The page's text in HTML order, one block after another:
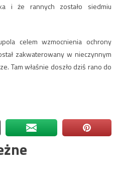
i że rannych zostało siedmiu
celem wzmocnienia ochrony
zakwaterowany w nieczynnym
Tam właśnie doszło dziś rano do